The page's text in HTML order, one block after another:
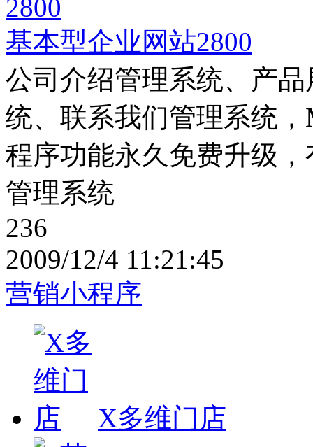
基本型企业网站2800
公司介绍管理系统、产
统、联系我们管理系统
程序功能永久免费升级
管理系统
236
2009/12/4 11:21:45
营销小程序
X多维门店